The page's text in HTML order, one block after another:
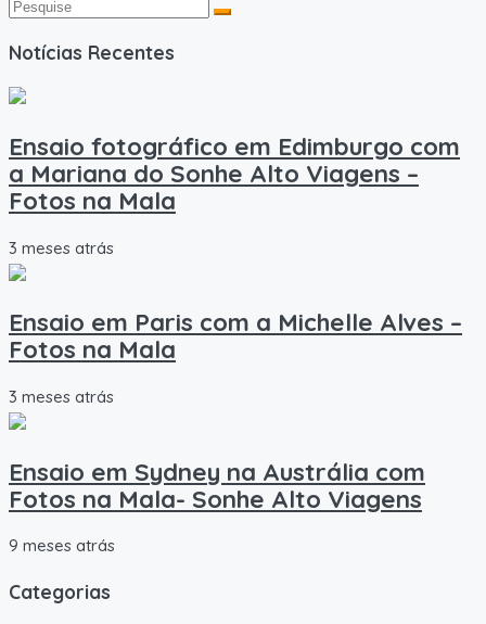
Notícias Recentes
Ensaio fotográfico em Edimburgo com
a Mariana do Sonhe Alto Viagens –
Fotos na Mala
3 meses atrás
Ensaio em Paris com a Michelle Alves –
Fotos na Mala
3 meses atrás
Ensaio em Sydney na Austrália com
Fotos na Mala- Sonhe Alto Viagens
9 meses atrás
Categorias